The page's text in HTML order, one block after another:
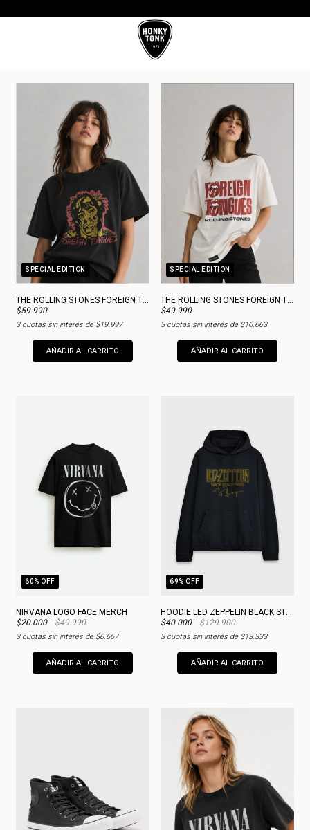
SPECIAL EDITION
$59.990
3cuotas sin interés de $19.997
AÑADIR AL CARRITO
SPECIAL EDITION
$49.990
3cuotas sin interés de $16.663
AÑADIR AL CARRITO
60% OFF
NIRVANA LOGO FACE MERCH
$20.000
$49.990
3cuotas sin interés de $6.667
AÑADIR AL CARRITO
69% OFF
HOODIE LED ZEPPELIN BLACK STAGE PASS MERCH
$40.000
$129.900
3cuotas sin interés de $13.333
AÑADIR AL CARRITO